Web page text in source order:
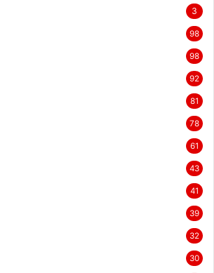
3
98
98
92
81
78
61
43
41
39
32
30